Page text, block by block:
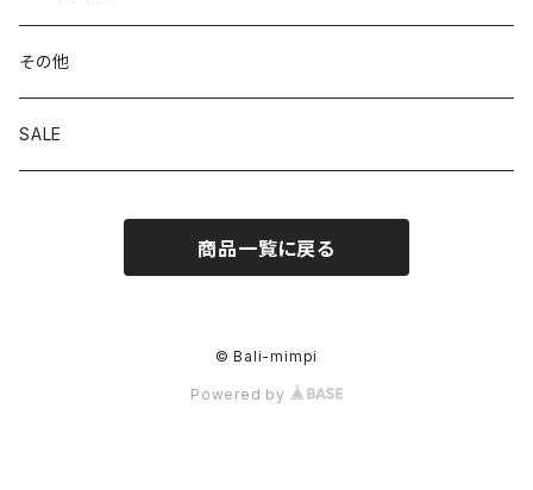
その他
SALE
商品一覧に戻る
© Bali-mimpi
Powered by